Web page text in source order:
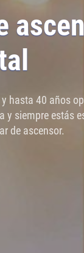
hasta 40 años
y siempre estás
de ascensor.